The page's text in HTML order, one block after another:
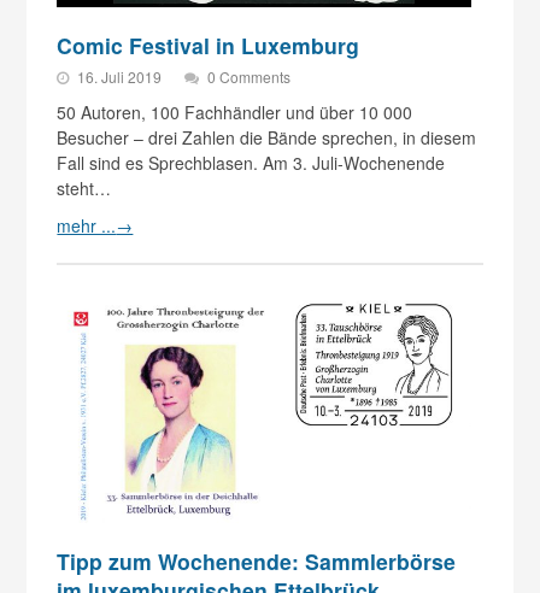
Comic Festival in Luxemburg
16. Juli 2019 0 Comments
50 Autoren, 100 Fachhändler und über 10 000
Besucher – drei Zahlen die Bände sprechen, in diesem
Fall sind es Sprechblasen. Am 3. Juli-Wochenende
steht…
mehr ...→
Tipp zum Wochenende: Sammlerbörse